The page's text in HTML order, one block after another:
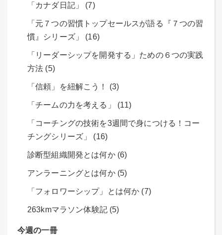
「カナダ日記」 (7)
「元７つの習慣トップセールスが語る『７つの習
慣』シリーズ」 (16)
「リーダーシップを開発する」ための６つの実践
方法 (5)
「信頼」を紐解こう！ (3)
「チームの力を考える」 (11)
「コーチングの技術を3週間で身につける！コー
チングシリーズ」 (16)
診断型組織開発とは何か (6)
アンラーニングとは何か (5)
「フォロワーシップ」とは何か (7)
263kmマラソン体験記 (5)
今週の一冊